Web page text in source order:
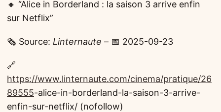
🔸 “Alice in Borderland : la saison 3 arrive enfin
sur Netflix”
🗞️ Source: Linternaute – 📅 2025-09-23
🔗
https://www.linternaute.com/cinema/pratique/26
89555-alice-in-borderland-la-saison-3-arrive-
enfin-sur-netflix/ (nofollow)